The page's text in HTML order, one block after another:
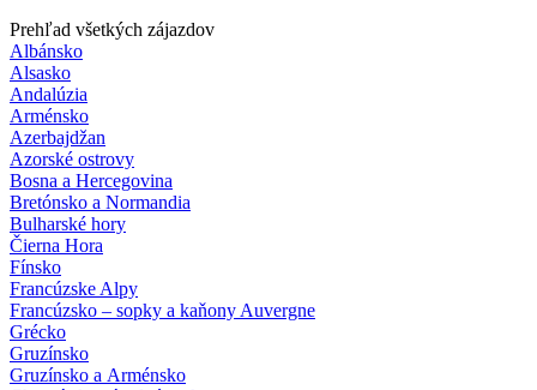
Prehľad všetkých zájazdov
Albánsko
Alsasko
Andalúzia
Arménsko
Azerbajdžan
Azorské ostrovy
Bosna a Hercegovina
Bretónsko a Normandia
Bulharské hory
Čierna Hora
Fínsko
Francúzske Alpy
Francúzsko – sopky a kaňony Auvergne
Grécko
Gruzínsko
Gruzínsko a Arménsko